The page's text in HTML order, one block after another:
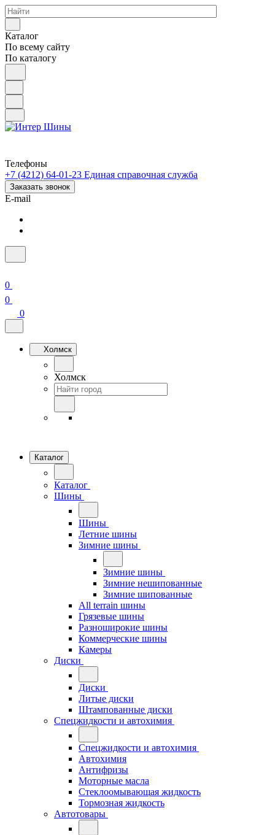
Каталог
По всему сайту
По каталогу
Телефоны
+7 (4212) 64-01-23 Единая справочная служба
Заказать звонок
E-mail
0
0
0
Холмск
Холмск
Каталог
Каталог
Шины
Шины
Летние шины
Зимние шины
Зимние шины
Зимние нешипованные
Зимние шипованные
All terrain шины
Грязевые шины
Разноширокие шины
Коммерческие шины
Камеры
Диски
Диски
Литые диски
Штампованные диски
Спецжидкости и автохимия
Спецжидкости и автохимия
Автохимия
Антифризы
Моторные масла
Стеклоомывающая жидкость
Тормозная жидкость
Автотовары